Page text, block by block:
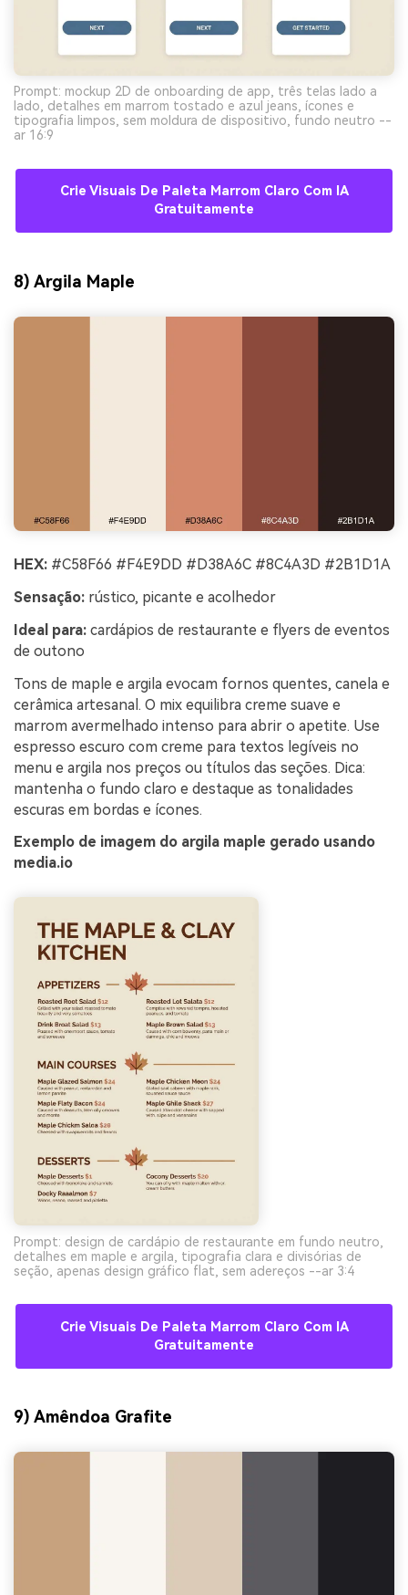
Prompt: mockup 2D de onboarding de app, três telas lado a
lado, detalhes em marrom tostado e azul jeans, ícones e
tipografia limpos, sem moldura de dispositivo, fundo neutro --
ar 16:9
Crie Visuais De Paleta Marrom Claro Com IA
Gratuitamente
8) Argila Maple
HEX: #C58F66 #F4E9DD #D38A6C #8C4A3D #2B1D1A
Sensação: rústico, picante e acolhedor
Ideal para: cardápios de restaurante e flyers de eventos
de outono
Tons de maple e argila evocam fornos quentes, canela e
cerâmica artesanal. O mix equilibra creme suave e
marrom avermelhado intenso para abrir o apetite. Use
espresso escuro com creme para textos legíveis no
menu e argila nos preços ou títulos das seções. Dica:
mantenha o fundo claro e destaque as tonalidades
escuras em bordas e ícones.
Exemplo de imagem do argila maple gerado usando
media.io
Prompt: design de cardápio de restaurante em fundo neutro,
detalhes em maple e argila, tipografia clara e divisórias de
seção, apenas design gráfico flat, sem adereços --ar 3:4
Crie Visuais De Paleta Marrom Claro Com IA
Gratuitamente
9) Amêndoa Grafite